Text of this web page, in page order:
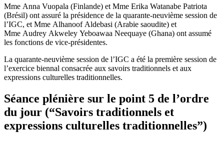
Mme Anna Vuopala (Finlande) et Mme Erika Watanabe Patriota
(Brésil) ont assuré la présidence de la quarante‑neuvième session de
l’IGC, et Mme Alhanoof Aldebasi (Arabie saoudite) et
Mme Audrey Akweley Yeboawaa Neequaye (Ghana) ont assumé
les fonctions de vice-présidentes.
La quarante‑neuvième session de l’IGC a été la première session de
l’exercice biennal consacrée aux savoirs traditionnels et aux
expressions culturelles traditionnelles.
Séance plénière sur le point 5 de l’ordre
du jour (“Savoirs traditionnels et
expressions culturelles traditionnelles”)